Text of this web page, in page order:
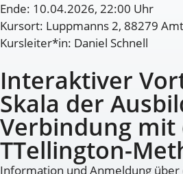
Ende: 10.04.2026, 22:00 Uhr
Kursort: Luppmanns 2, 88279
Kursleiter*in: Daniel Schnell
Interaktiver
Skala der
Verbindung mit
TTellington-
Information und Anmeldung über